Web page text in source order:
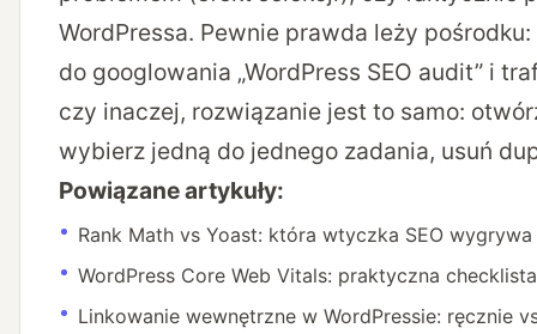
WordPressa. Pewnie prawda leży pośrodku:
do googlowania „WordPress SEO audit” i
czy inaczej, rozwiązanie jest to samo:
wybierz jedną do jednego zadania, usuń
Powiązane artykuły:
Rank Math vs Yoast: która wtyczka SEO
WordPress Core Web Vitals: praktyczna checklista
Linkowanie wewnętrzne w WordPressie: ręcznie